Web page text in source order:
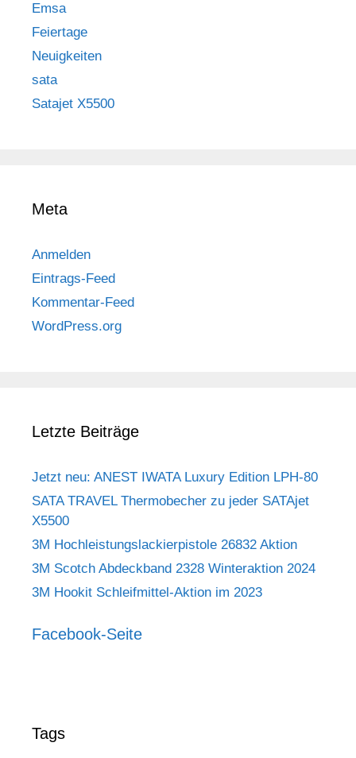
Emsa
Feiertage
Neuigkeiten
sata
Satajet X5500
Meta
Anmelden
Eintrags-Feed
Kommentar-Feed
WordPress.org
Letzte Beiträge
Jetzt neu: ANEST IWATA Luxury Edition LPH-80
SATA TRAVEL Thermobecher zu jeder SATAjet
X5500
3M Hochleistungslackierpistole 26832 Aktion
3M Scotch Abdeckband 2328 Winteraktion 2024
3M Hookit Schleifmittel-Aktion im 2023
Facebook-Seite
Tags